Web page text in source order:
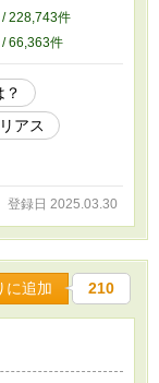
らず彼女を愛し
タ…もう限界！
ていた時、偶
いう存在が消え
に生きていく…
分がどこまでも
先にあるものと
クをつけます。
/ 228,743件
/ 66,363件
？
アス
登録日 2025.03.30
に追加 210